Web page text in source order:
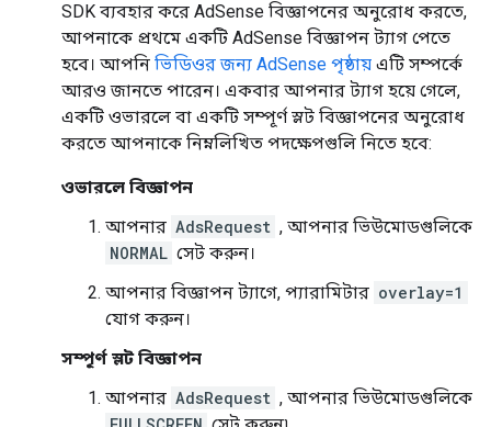
SDK ব্যবহার করে AdSense বিজ্ঞাপনের অনুরোধ করতে,
আপনাকে প্রথমে একটি AdSense বিজ্ঞাপন ট্যাগ পেতে
হবে। আপনি ভিডিওর জন্য AdSense পৃষ্ঠায় এটি সম্পর্কে
আরও জানতে পারেন। একবার আপনার ট্যাগ হয়ে গেলে,
একটি ওভারলে বা একটি সম্পূর্ণ স্লট বিজ্ঞাপনের অনুরোধ
করতে আপনাকে নিম্নলিখিত পদক্ষেপগুলি নিতে হবে:
ওভারলে বিজ্ঞাপন
আপনার AdsRequest , আপনার ভিউমোডগুলিকে
NORMAL সেট করুন।
আপনার বিজ্ঞাপন ট্যাগে, প্যারামিটার overlay=1
যোগ করুন।
সম্পূর্ণ স্লট বিজ্ঞাপন
আপনার AdsRequest , আপনার ভিউমোডগুলিকে